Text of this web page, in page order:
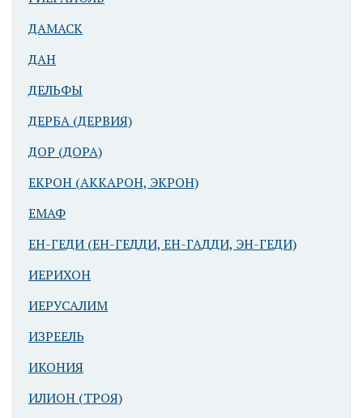
ДАМАСК
ДАН
ДЕЛЬФЫ
ДЕРБА (ДЕРВИЯ)
ДОР (ДОРА)
ЕКРОН (АККАРОН, ЭКРОН)
ЕМАФ
ЕН-ГЕДИ (ЕН-ГЕДДИ, ЕН-ГАДДИ, ЭН-ГЕДИ)
ИЕРИХОН
ИЕРУСАЛИМ
ИЗРЕЕЛЬ
ИКОНИЯ
ИЛИОН (ТРОЯ)